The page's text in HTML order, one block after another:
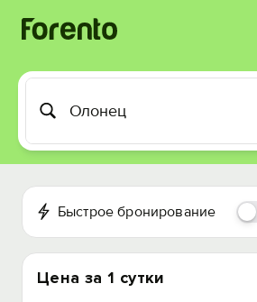
Быстрое бронирование
Цена за 1 сутки